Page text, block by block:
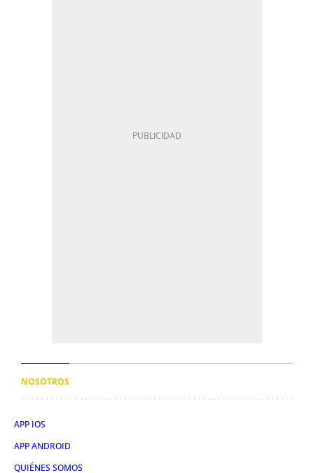
NOSOTROS
APP IOS
APP ANDROID
QUIÉNES SOMOS